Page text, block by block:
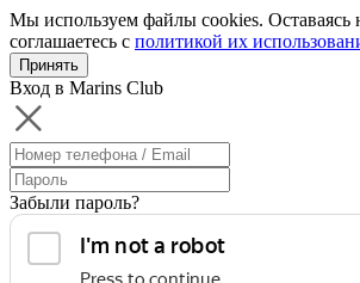
Мы используем файлы cookies. Оставаясь
соглашаетесь с политикой их
Принять
Вход в Marins Club
Забыли пароль?